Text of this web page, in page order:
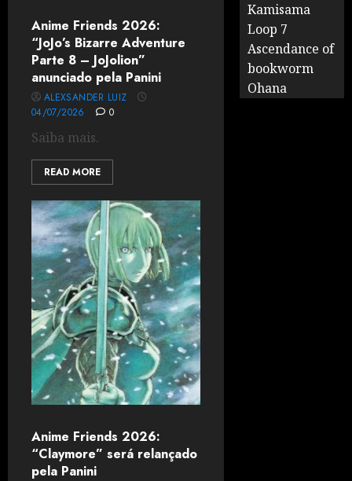
Anime Friends 2026:
“JoJo’s Bizarre Adventure
Parte 8 – JoJolion”
anunciado pela Panini
ALEXSANDER LUIZ
04/07/2026
0
Saiba mais.
READ MORE
Anime Friends 2026:
“Claymore” será relançado
pela Panini
Kamisama
Loop 7
Ascendance of
bookworm
Ohana